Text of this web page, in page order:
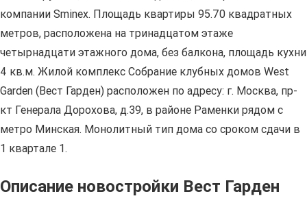
компании Sminex. Площадь квартиры 95.70 квадратных
метров, расположена на тринадцатом этаже
четырнадцати этажного дома, без балкона, площадь кухни
4 кв.м. Жилой комплекс Собрание клубных домов West
Garden (Вест Гарден) расположен по адресу: г. Москва, пр-
кт Генерала Дорохова, д.39, в районе Раменки рядом с
метро Минская. Монолитный тип дома со сроком сдачи в
1 квартале 1.
Описание новостройки Вест Гарден